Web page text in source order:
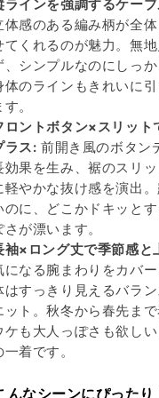
ラインを強調するケー
体感のある編み柄が全
てくれるのが魅力。無
、シンプルなのにしっか
体のラインもきれいに
。
ロントボタン×スリット
ラス: 前開き風のボタン
効果を生み、裾のスリ
軽やかな抜け感を演出
のに、どこかドキッと
さが漂います。
袖×ロング丈で季節感と
になる腕まわりをカバ
はすっきり見えるバラ
ット。秋冬から春先ま
ケも大人っぽさも欲し
一着です。
なシーンにぴったり